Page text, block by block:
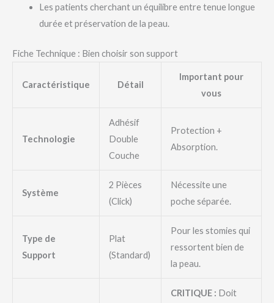
Les patients cherchant un équilibre entre tenue longue
durée et préservation de la peau.
Fiche Technique : Bien choisir son support
Caractéristique Détail
Important pour
vous
Technologie
Adhésif
Double
Couche
Protection +
Absorption.
Système
2 Pièces
(Click)
Nécessite une
poche séparée.
Type de
Support
Plat
(Standard)
Pour les stomies qui
ressortent bien de
la peau.
CRITIQUE : Doit